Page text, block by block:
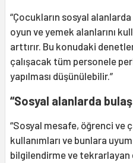
“Çocukların sosyal
oyun ve yemek alanlarını
arttırır. Bu konudaki
çalışacak tüm personele
yapılması düşünülebilir.”
“Sosyal alanlarda
“Sosyal mesafe, öğrenci ve
kullanımları ve bunlara
bilgilendirme ve tekrarlayan